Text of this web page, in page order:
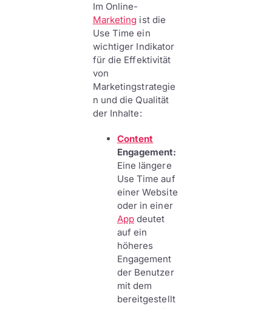
Im Online-
Marketing ist die
Use Time ein
wichtiger Indikator
für die Effektivität
von
Marketingstrategie
n und die Qualität
der Inhalte:
Content
Engagement:
Eine längere
Use Time auf
einer Website
oder in einer
Appdeutet
auf ein
höheres
Engagement
der Benutzer
mit dem
bereitgestellt